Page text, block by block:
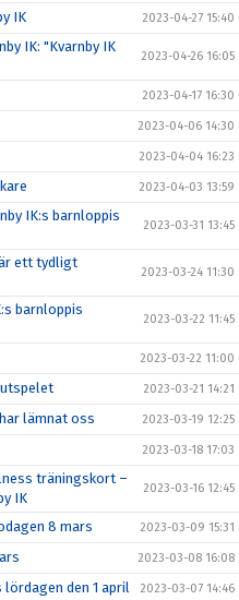
IK 2023-04-27 15:40
IK: "Kvarnby IK
2023-04-26 16:05
2023-04-17 16:30
2023-04-06 14:30
2023-04-04 16:23
2023-04-03 13:59
IK:s barnloppis
2023-03-31 13:45
ett tydligt
2023-03-24 11:30
barnloppis
2023-03-22 11:45
2023-03-22 11:00
2023-03-21 14:21
lämnat oss 2023-03-19 12:25
2023-03-18 17:03
träningskort –
IK
2023-03-16 12:45
8 mars 2023-03-09 15:31
2023-03-08 16:08
lördagen den 1 april 2023-03-07 14:46